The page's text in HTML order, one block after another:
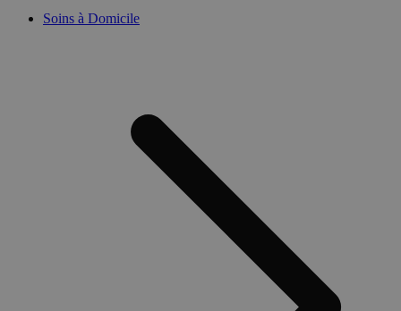
Soins à Domicile